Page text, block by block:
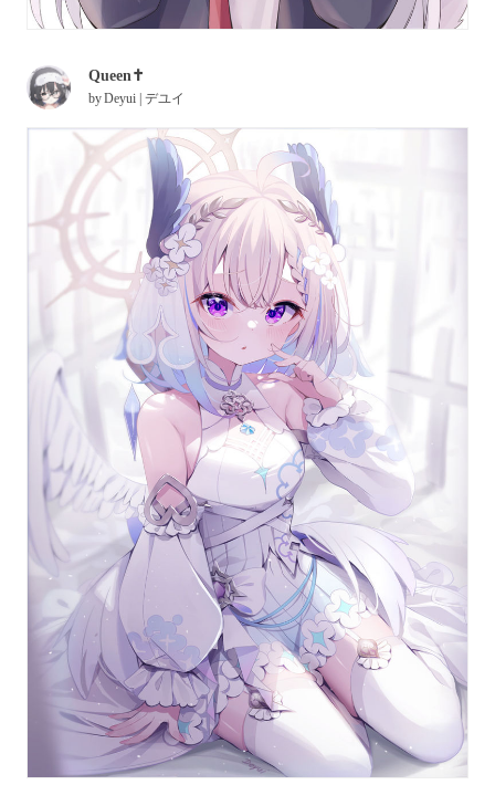
Queen✝️
byDeyui | デユイ